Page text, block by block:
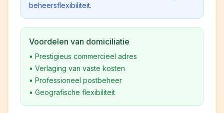
beheersflexibiliteit.
Voordelen van domiciliatie
• Prestigieus commercieel adres
• Verlaging van vaste kosten
• Professioneel postbeheer
• Geografische flexibiliteit